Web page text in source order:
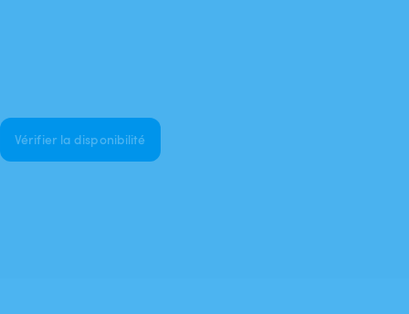
Vérifier la disponibilité